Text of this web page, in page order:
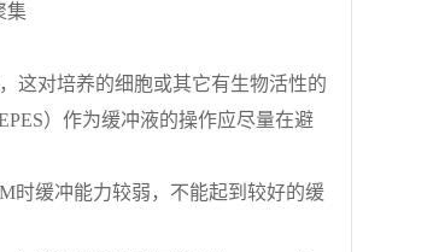
集
这对培养的细胞或其它有生物活性的
）作为缓冲液的操作应尽量在避
时缓冲能力较弱，不能起到较好的缓